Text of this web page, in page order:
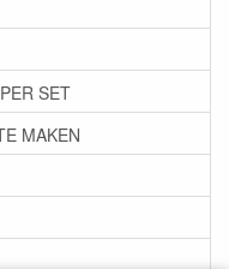
SET
MAKEN